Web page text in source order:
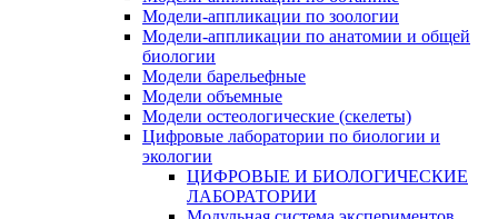
Модели-аппликации по зоологии
Модели-аппликации по анатомии и общей
биологии
Модели барельефные
Модели объемные
Модели остеологические (скелеты)
Цифровые лаборатории по биологии и
экологии
ЦИФРОВЫЕ И БИОЛОГИЧЕСКИЕ
ЛАБОРАТОРИИ